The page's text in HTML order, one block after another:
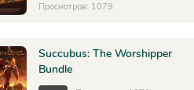
Просмотров: 1079
Succubus: The Worshipper
Bundle